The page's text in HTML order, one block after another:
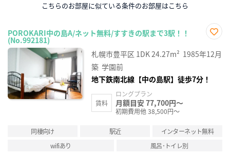
こちらのお部屋に似ている条件のお部屋はこちら
POROKARI中の島A/ネット無料/すすきの駅まで3駅！！
(No.992181)
に入
り登
札幌市豊平区 1DK24.27m² 1985年12月
築 学園前
地下鉄南北線【中の島駅】徒歩7分！
賃料
ロングプラン
月額目安 77,700円～
初期費用他 38,500円～
同棲向け 駅近
インターネット無料
wifiあり
風呂･トイレ別